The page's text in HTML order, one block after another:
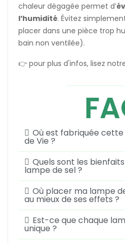
chaleur dégagée permet d’
l’humidité. Évitez
placer dans une pièce trop
bain non ventilée).
👉 pour plus d'infos, lisez
Où est fabriquée
de Vie ?
Quels sont les
lampe de sel ?
Où placer ma lampe
au mieux de ses effets ?
Est-ce que chaque
unique ?